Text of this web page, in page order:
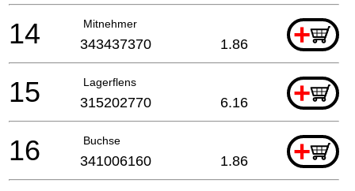
Mitnehmer +
14 343437370 1.86
Lagerflens +
15 315202770 6.16
Buchse +
16 341006160 1.86